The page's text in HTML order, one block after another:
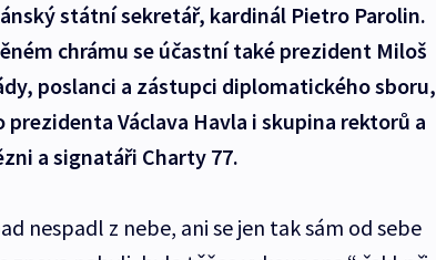
státní sekretář, kardinál Pietro Parolin.
chrámu se účastní také prezident Miloš
poslanci a zástupci diplomatického sboru,
Václava Havla i skupina rektorů a
a signatáři Charty 77.
nespadl z nebe, ani se jen tak sám od sebe